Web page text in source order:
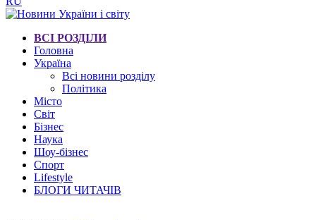
ВСІ РОЗДІЛИ
Головна
Україна
Всі новини розділу
Політика
Місто
Світ
Бізнес
Наука
Шоу-бізнес
Спорт
Lifestyle
БЛОГИ ЧИТАЧІВ